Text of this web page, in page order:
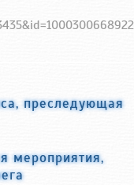
преследующая
мероприятия,